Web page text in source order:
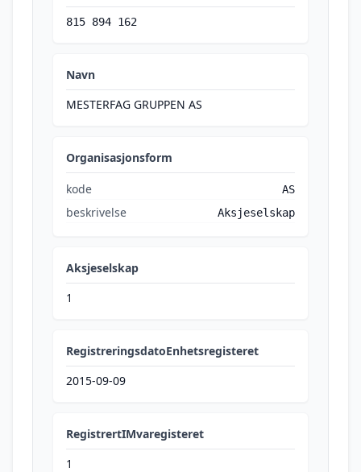
815 894 162
Navn
MESTERFAG GRUPPEN AS
Organisasjonsform
kode AS
beskrivelse Aksjeselskap
Aksjeselskap
1
RegistreringsdatoEnhetsregisteret
2015-09-09
RegistrertIMvaregisteret
1